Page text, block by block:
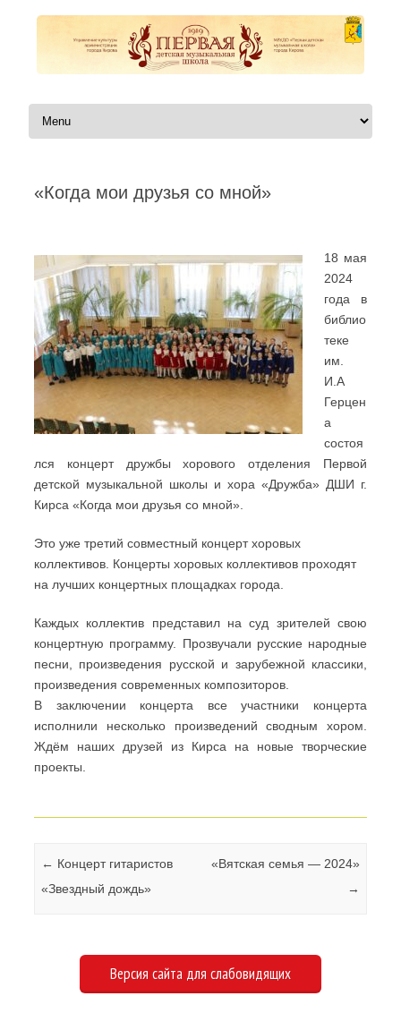
Перейти к содержимому
«Когда мои друзья со мной»
18 мая
2024
года в
библио
теке
им.
И.А
Герцен
а
состоя
лся концерт дружбы хорового отделения Первой
детской музыкальной школы и хора «Дружба» ДШИ г.
Кирса «Когда мои друзья со мной».
Это уже третий совместный концерт хоровых
коллективов. Концерты хоровых коллективов проходят
на лучших концертных площадках города.
Каждых коллектив представил на суд зрителей свою
концертную программу. Прозвучали русские народные
песни, произведения русской и зарубежной классики,
произведения современных композиторов.
В заключении концерта все участники концерта
исполнили несколько произведений сводным хором.
Ждём наших друзей из Кирса на новые творческие
проекты.
Навигация по записям
← Концерт гитаристов
«Звездный дождь»
«Вятская семья — 2024»
→
Версия сайта для слабовидящих